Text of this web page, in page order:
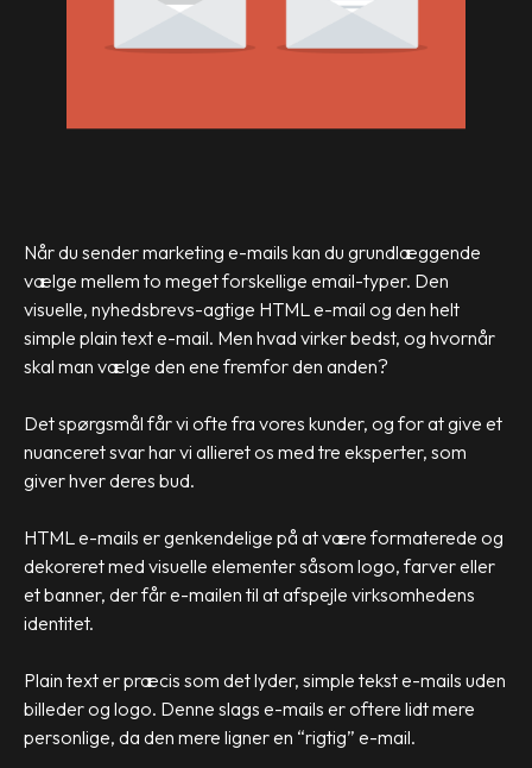
Når du sender marketing e-mails kan du grundlæggende
vælge mellem to meget forskellige email-typer. Den
visuelle, nyhedsbrevs-agtige HTML e-mail og den helt
simple plain text e-mail. Men hvad virker bedst, og hvornår
skal man vælge den ene fremfor den anden?
Det spørgsmål får vi ofte fra vores kunder, og for at give et
nuanceret svar har vi allieret os med tre eksperter, som
giver hver deres bud.
HTML e-mails er genkendelige på at være formaterede og
dekoreret med visuelle elementer såsom logo, farver eller
et banner, der får e-mailen til at afspejle virksomhedens
identitet.
Plain text er præcis som det lyder, simple tekst e-mails uden
billeder og logo. Denne slags e-mails er oftere lidt mere
personlige, da den mere ligner en “rigtig” e-mail.